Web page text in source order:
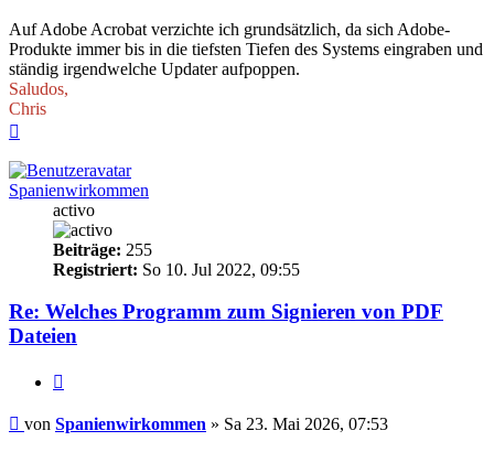
Auf Adobe Acrobat verzichte ich grundsätzlich, da sich Adobe-
Produkte immer bis in die tiefsten Tiefen des Systems eingraben und
ständig irgendwelche Updater aufpoppen.
Saludos,
Chris
Spanienwirkommen
activo
Beiträge: 255
Registriert: So 10. Jul 2022, 09:55
Re: Welches Programm zum Signieren von PDF
Dateien
Beitrag
von Spanienwirkommen » Sa 23. Mai 2026, 07:53